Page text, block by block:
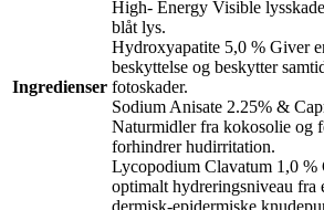
Ingredienser
High- Energy Visible
blåt lys.
Hydroxyapatite 5,0 % Giver
beskyttelse og beskytter
fotoskader.
Sodium Anisate 2.25% &
Naturmidler fra kokosolie og
forhindrer hudirritation.
Lycopodium Clavatum 1,0 %
optimalt hydreringsniveau fra
dermisk-epidermiske